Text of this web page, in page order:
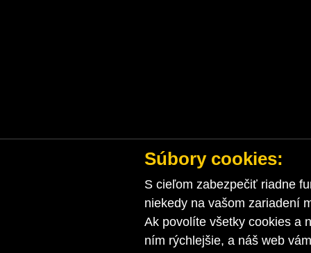
Súbory cookies:
S cieľom zabezpečiť riadne
niekedy na vašom zariadení
Ak povolíte všetky cookies a
ním rýchlejšie, a náš web